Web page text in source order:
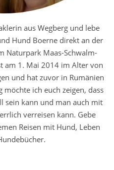
aus Wegberg und lebe
Hund Boerne direkt an der
Naturpark Maas-Schwalm-
am 1. Mai 2014 im Alter von
und hat zuvor in Rumänien
ich euch zeigen, dass
sein kann und man auch mit
verreisen kann. Gebe
Reisen mit Hund, Leben